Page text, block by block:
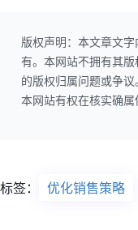
版权声明：本文章文
有。本网站不拥有其
的版权归属问题或争议
本网站有权在核实确属
标签： 优化销售策略